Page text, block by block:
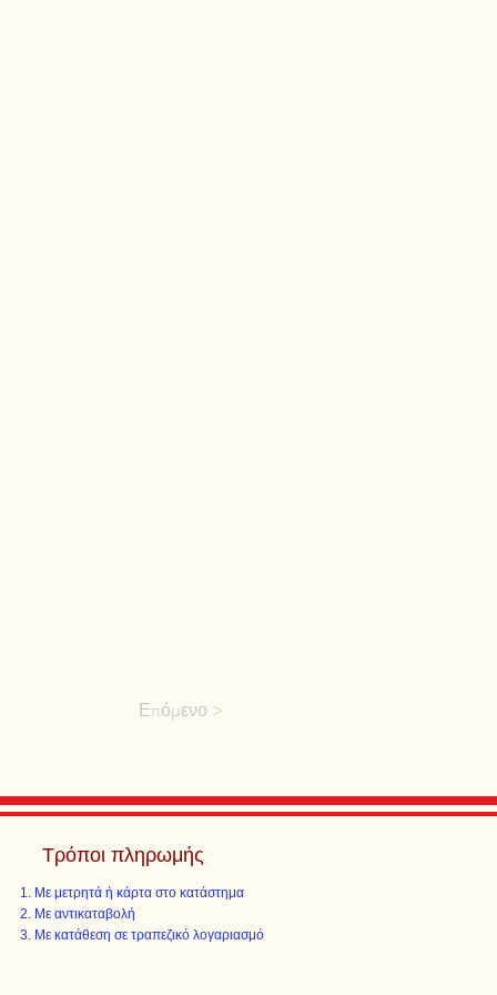
Επόμενο >
Τρόποι πληρωμής
Με μετρητά ή κάρτα στο κατάστημα
Με αντικαταβολή
Με κατάθεση σε τραπεζικό λογαριασμό